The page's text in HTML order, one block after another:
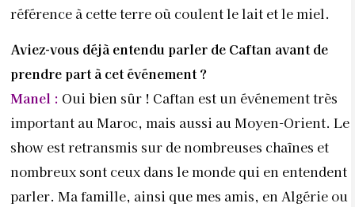
référence à cette terre où coulent le lait et le miel.
Aviez-vous déjà entendu parler de Caftan avant de
prendre part à cet événement ?
Manel : Oui bien sûr ! Caftan est un événement très
important au Maroc, mais aussi au Moyen-Orient. Le
show est retransmis sur de nombreuses chaînes et
nombreux sont ceux dans le monde qui en entendent
parler. Ma famille, ainsi que mes amis, en Algérie ou